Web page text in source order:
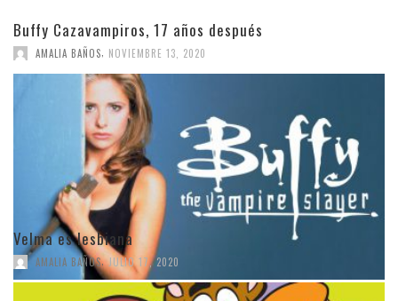
Buffy Cazavampiros, 17 años después
AMALIA BAÑOS NOVIEMBRE 13, 2020
Velma es lesbiana
AMALIA BAÑOS, JULIO 17, 2020